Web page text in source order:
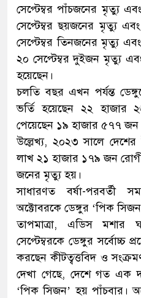
সেপ্টেম্বর পাঁচজনের মৃত্যু
সেপ্টেম্বর ছয়জনের মৃত্যু
সেপ্টেম্বর তিনজনের মৃত্যু
২০ সেপ্টেম্বর দুইজন মৃত্যু
হয়েছেন।
চলতি বছর এখন পর্যন্ত
ভর্তি হয়েছেন ২২ হাজার
পেয়েছেন ১৯ হাজার ৫৭৭
উল্লেখ্য, ২০২৩ সালে দেশের
লাখ ২১ হাজার ১৭৯ জন
জনের মৃত্যু হয়।
সাধারণত বর্ষা-
অক্টোবরকে ডেঙ্গুর ‘পিক
তাপমাত্রা, এডিস মশার
সেপ্টেম্বরকে ডেঙ্গুর
করছেন কীটত্বত্তবিদ ও
দেখা গেছে, দেশে গত এক
‘পিক সিজন’ হয় পাঁচবার।